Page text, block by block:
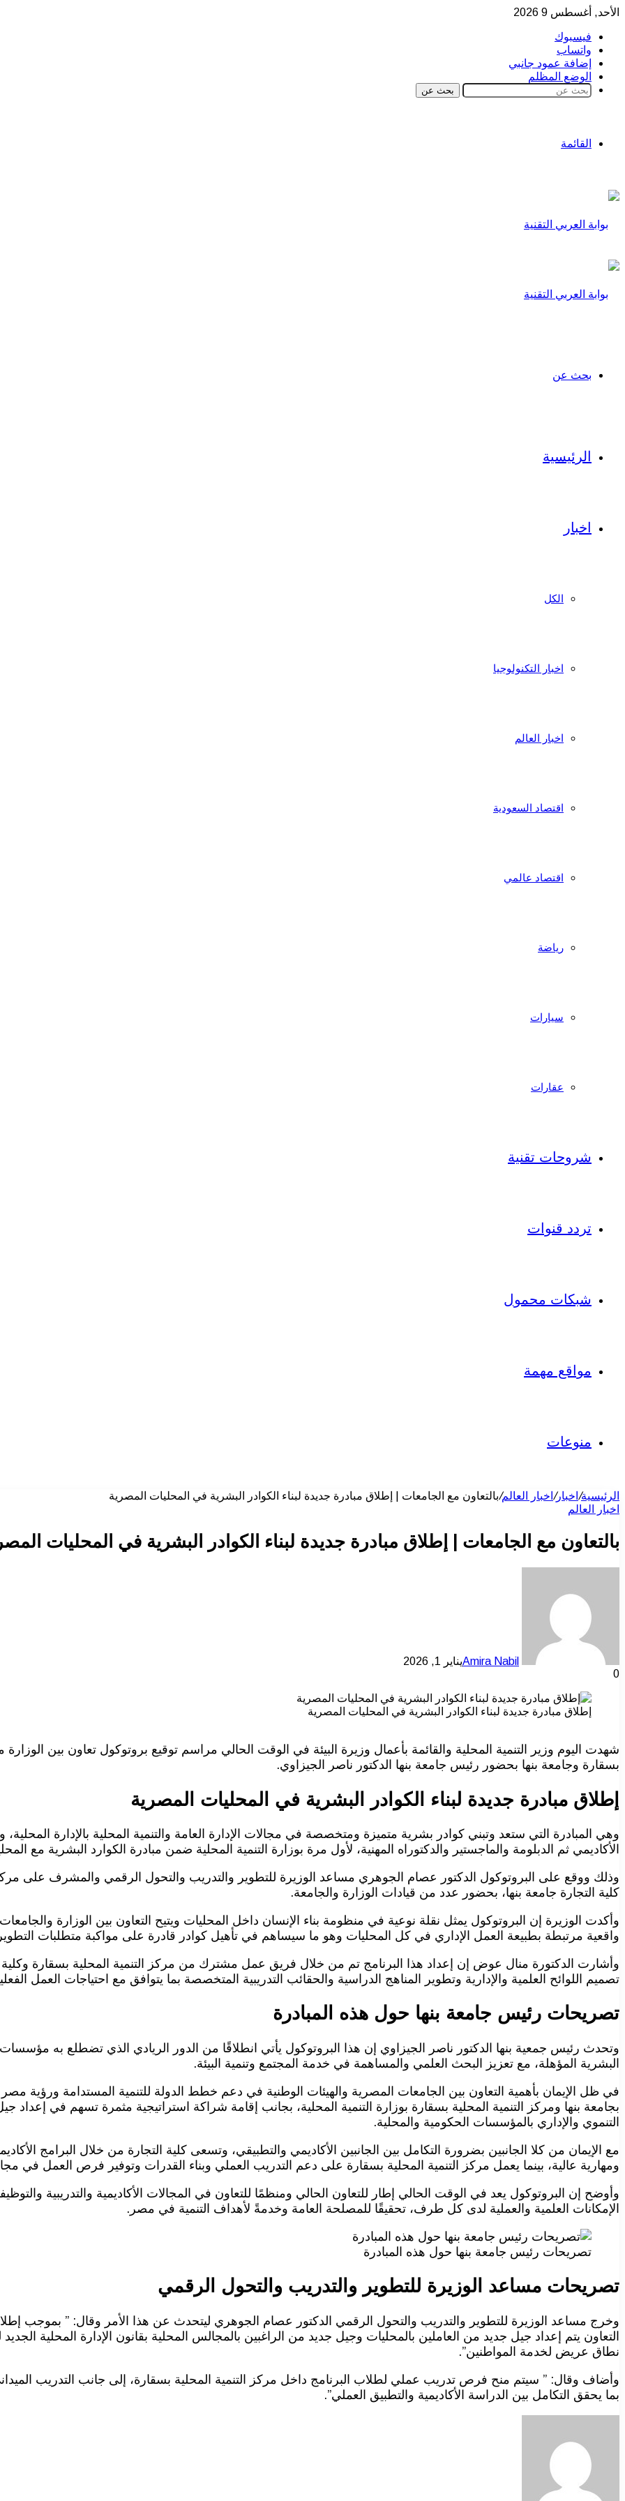
الأحد, أغسطس 9 2026
فيسبوك
واتساب
إضافة عمود جانبي
الوضع المظلم
بحث عن
القائمة
بحث عن
الرئيسية
اخبار
الكل
اخبار التكنولوجيا
اخبار العالم
اقتصاد السعودية
اقتصاد عالمي
رياضة
سيارات
عقارات
شروحات تقنية
تردد قنوات
شبكات محمول
مواقع مهمة
منوعات
الرئيسية/ اخبار/ اخبار العالم/بالتعاون مع الجامعات | إطلاق مبادرة جديدة لبناء الكوادر البشرية في المحليات المصرية
اخبار العالم
بالتعاون مع الجامعات | إطلاق مبادرة جديدة لبناء الكوادر البشرية في المحليات
Amira Nabilيناير 1, 2026
0
إطلاق مبادرة جديدة لبناء الكوادر البشرية في المحليات المصرية
شهدت اليوم وزير التنمية المحلية والقائمة بأعمال وزيرة البيئة في الوقت الحالي مراسم توقيع بروتوكول تعاون بين الوزارة
بسقارة وجامعة بنها بحضور رئيس جامعة بنها الدكتور ناصر الجيزاوي.
إطلاق مبادرة جديدة لبناء الكوادر البشرية في المحليات المصرية
وهي المبادرة التي ستعد وتبني كوادر بشرية متميزة ومتخصصة في مجالات الإدارة العامة والتنمية المحلية بالإدارة
الأكاديمي ثم الدبلومة والماجستير والدكتوراه المهنية، لأول مرة بوزارة التنمية المحلية ضمن مبادرة الكوارد البشرية مع
وذلك ووقع على البروتوكول الدكتور عصام الجوهري مساعد الوزيرة للتطوير والتدريب والتحول الرقمي والمشرف على
كلية التجارة جامعة بنها، بحضور عدد من قيادات الوزارة والجامعة.
وأكدت الوزيرة إن البروتوكول يمثل نقلة نوعية في منظومة بناء الإنسان داخل المحليات ويتيح التعاون بين الوزارة
واقعية مرتبطة بطبيعة العمل الإداري في كل المحليات وهو ما سيساهم في تأهيل كوادر قادرة على مواكبة متطلبات
وأشارت الدكتورة منال عوض إن إعداد هذا البرنامج تم من خلال فريق عمل مشترك من مركز التنمية المحلية بسقارة وكلية
تصميم اللوائح العلمية والإدارية وتطوير المناهج الدراسية والحقائب التدريبية المتخصصة بما يتوافق مع احتياجات العمل
تصريحات رئيس جامعة بنها حول هذه المبادرة
وتحدث رئيس جمعية بنها الدكتور ناصر الجيزاوي إن هذا البروتوكول يأتي انطلاقًا من الدور الريادي الذي تضطلع به مؤسسات
البشرية المؤهلة، مع تعزيز البحث العلمي والمساهمة في خدمة المجتمع وتنمية البيئة.
بجامعة بنها ومركز التنمية المحلية بسقارة بوزارة التنمية المحلية، بجانب إقامة شراكة استراتيجية مثمرة تسهم في إعداد
التنموي والإداري بالمؤسسات الحكومية والمحلية.
مع الإيمان من كلا الجانبين بضرورة التكامل بين الجانبين الأكاديمي والتطبيقي، وتسعى كلية التجارة من خلال البرامج
ومهارية عالية، بينما يعمل مركز التنمية المحلية بسقارة على دعم التدريب العملي وبناء القدرات وتوفير فرص العمل في
وأوضح إن البروتوكول يعد في الوقت الحالي إطار للتعاون الحالي ومنظمًا للتعاون في المجالات الأكاديمية والتدريبية
الإمكانات العلمية والعملية لدى كل طرف، تحقيقًا للمصلحة العامة وخدمةً لأهداف التنمية في مصر.
تصريحات رئيس جامعة بنها حول هذه المبادرة
تصريحات مساعد الوزيرة للتطوير والتدريب والتحول الرقمي
وخرج مساعد الوزيرة للتطوير والتدريب والتحول الرقمي الدكتور عصام الجوهري ليتحدث عن هذا الأمر وقال: ” بموجب
التعاون يتم إعداد جيل جديد من العاملين بالمحليات وجيل جديد من الراغبين بالمجالس المحلية بقانون الإدارة المحلية
نطاق عريض لخدمة المواطنين”.
وأضاف وقال: ” سيتم منح فرص تدريب عملي لطلاب البرنامج داخل مركز التنمية المحلية بسقارة، إلى جانب التدريب
بما يحقق التكامل بين الدراسة الأكاديمية والتطبيق العملي”.